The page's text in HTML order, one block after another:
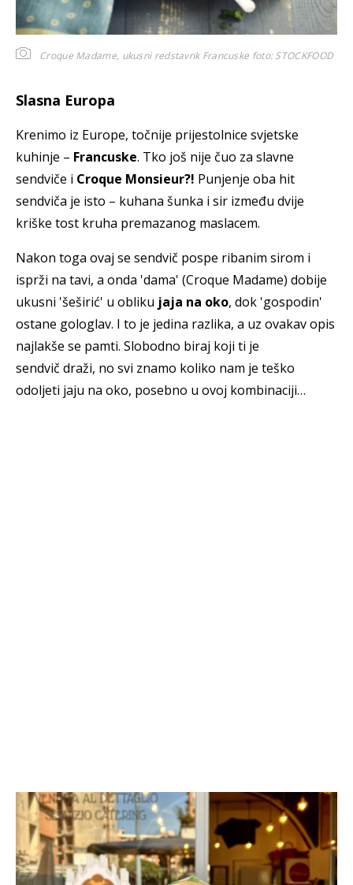
Croque Madame, ukusni redstavnk Francuske foto: STOCKFOOD
Slasna Europa
Krenimo iz Europe, točnije prijestolnice svjetske
kuhinje – Francuske. Tko još nije čuo za slavne
sendviče i Croque Monsieur?! Punjenje oba hit
sendviča je isto – kuhana šunka i sir između dvije
kriške tost kruha premazanog maslacem.
Nakon toga ovaj se sendvič pospe ribanim sirom i
isprži na tavi, a onda 'dama' (Croque Madame) dobije
ukusni 'šeširić' u obliku jaja na oko, dok 'gospodin'
ostane gologlav. I to je jedina razlika, a uz ovakav opis
najlakše se pamti. Slobodno biraj koji ti je
sendvič draži, no svi znamo koliko nam je teško
odoljeti jaju na oko, posebno u ovoj kombinaciji…